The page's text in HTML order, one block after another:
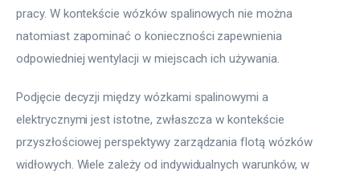
pracy. W kontekście wózków spalinowych nie można
natomiast zapominać o konieczności zapewnienia
odpowiedniej wentylacji w miejscach ich używania.
Podjęcie decyzji między wózkami spalinowymi a
elektrycznymi jest istotne, zwłaszcza w kontekście
przyszłościowej perspektywy zarządzania flotą wózków
widłowych. Wiele zależy od indywidualnych warunków, w